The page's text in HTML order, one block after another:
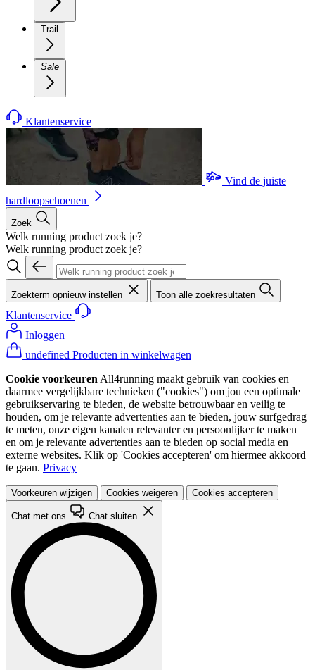
Trail
Sale
Klantenservice
Vind de juiste
hardloopschoenen
Zoek
Welk running product zoek je?
Welk running product zoek je?
Zoekterm opnieuw instellen Toon alle zoekresultaten
Klantenservice
Inloggen
undefined Producten in winkelwagen
Cookie voorkeuren All4running maakt gebruik van cookies en
daarmee vergelijkbare technieken ("cookies") om jou een optimale
gebruikservaring te bieden, de website betrouwbaar en veilig te
houden, om je relevante advertenties aan te bieden, jouw surfgedrag
te meten, onze eigen kanalen relevanter en persoonlijker te maken
en om je relevante advertenties aan te bieden op social media en
externe websites. Klik op 'Cookies accepteren' om hiermee akkoord
te gaan. Privacy
Voorkeuren wijzigen Cookies weigeren Cookies accepteren
Chat met ons Chat sluiten